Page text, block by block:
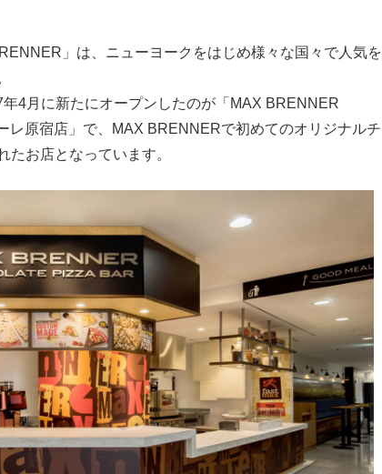
」は、ニューヨークをはじめ様々な国々で人気を
4月に新たにオープンしたのが「MAX BRENNER
レ原宿店」で、MAX BRENNERで初めてのオリジナルチ
たお店となっています。